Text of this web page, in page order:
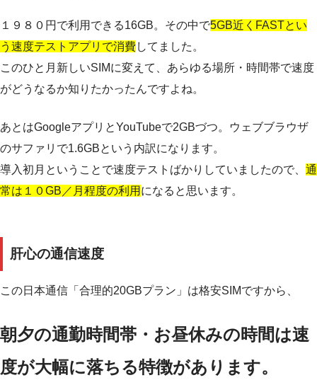
１９８０円で利用できる16GB。その中で5GB近くFASTとい
う速度テストアプリで消費してました。
このひと月新しいSIMに変えて、あらゆる場所・時間帯で速度
がどうなるか知りたかったんですよね。
あとはGoogleアプリとYouTubeで2GBづつ。ウェブブラウザ
のサファリで1.6GBという内訳になります。
導入初月ということで速度テストばかりしていましたので、 通
常は１０GB／月程度の利用 になると思います。
肝心の通信速度
この日本通信「合理的20GBプラン」は格安SIMですから、
朝夕の通勤時間帯・お昼休みの時間は速
度が大幅に落ちる特徴があります。